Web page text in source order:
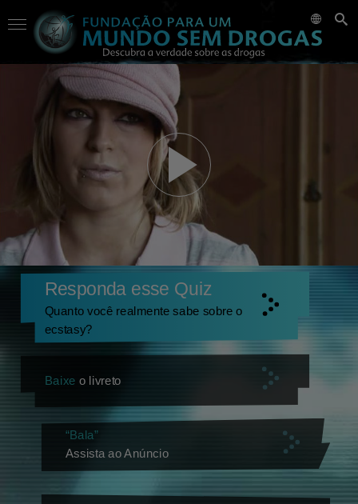
Responda esse Quiz
Quanto você realmente sabe sobre o
ecstasy?
Baixe o livreto
“Bala”
Assista ao Anúncio